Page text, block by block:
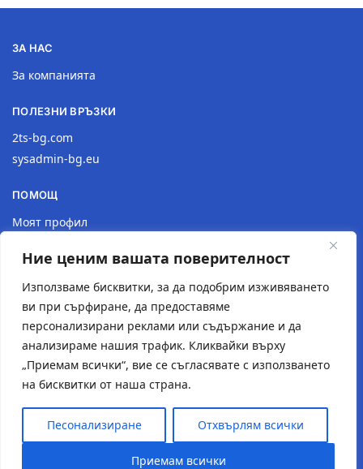
Ние ценим вашата поверителност
Използваме бисквитки, за да подобрим изживяването
ви при сърфиране, да предоставяме
персонализирани реклами или съдържание и да
анализираме нашия трафик. Кликвайки върху
„Приемам всички“, вие се съгласявате с използването
на бисквитки от наша страна.
Песонализиране Отхвърлям всички
Приемам всички
ЗА НАС
За компанията
ПОЛЕЗНИ ВРЪЗКИ
2ts-bg.com
sysadmin-bg.eu
ПОМОЩ
Моят профил
Връщане на продукт
Политика за поверителност
КОНТАКТИ
Местоположение
Контактна форма
Имейл: 2tsstudio1@gmail.com
Тел.: 0877 30 40 18
© Създаден от